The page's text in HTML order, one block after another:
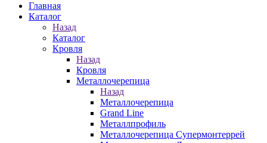
Главная
Каталог
Назад
Каталог
Кровля
Назад
Кровля
Металлочерепица
Назад
Металлочерепица
Grand Line
Металлпрофиль
Металлочерепица Супермонтеррей